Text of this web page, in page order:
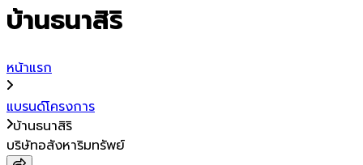
บ้านธนาสิริ
หน้าแรก
แบรนด์โครงการ
บ้านธนาสิริ
บริษัทอสังหาริมทรัพย์